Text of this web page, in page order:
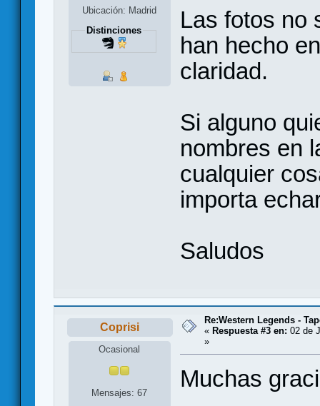
Ubicación: Madrid
Distinciones
Las fotos no
han hecho
claridad.
Si alguno
nombres en
cualquier
importa
Saludos
Coprisi
Ocasional
Mensajes: 67
Re:Western Legends -
« Respuesta #3 en: 02 de
»
Muchas